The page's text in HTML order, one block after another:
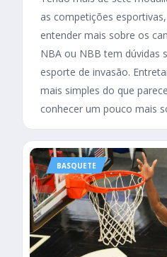
as competições
entender mais sobre os
NBA ou NBB tem dúvidas
esporte de invasão.
mais simples do que
conhecer um pouco mais
BASQUETE